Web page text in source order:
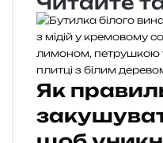
Як